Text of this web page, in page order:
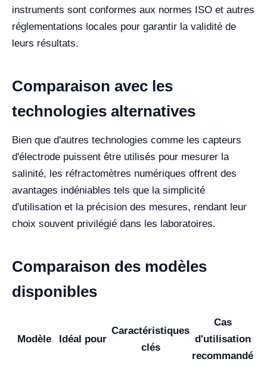
instruments sont conformes aux normes ISO et autres
réglementations locales pour garantir la validité de
leurs résultats.
Comparaison avec les
technologies alternatives
Bien que d'autres technologies comme les capteurs
d'électrode puissent être utilisés pour mesurer la
salinité, les réfractomètres numériques offrent des
avantages indéniables tels que la simplicité
d'utilisation et la précision des mesures, rendant leur
choix souvent privilégié dans les laboratoires.
Comparaison des modèles
disponibles
Modèle Idéal pour
Caractéristiques
clés
Cas
d'utilisation
recommandé